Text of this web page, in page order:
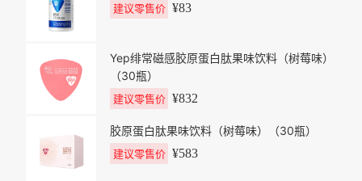
建议零售价 ¥83
Yep绯常磁感胶原蛋白肽果味饮料（树莓味）
（30瓶）
建议零售价 ¥832
胶原蛋白肽果味饮料（树莓味）（30瓶）
建议零售价 ¥583